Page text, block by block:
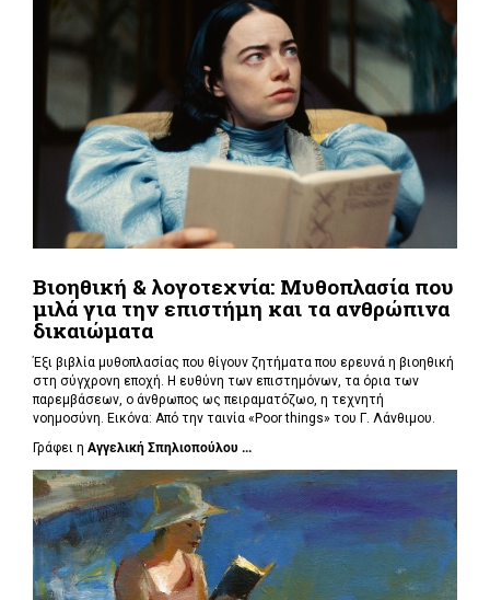
Βιοηθική & λογοτεχνία: Μυθοπλασία που
μιλά για την επιστήμη και τα ανθρώπινα
δικαιώματα
Έξι βιβλία μυθοπλασίας που θίγουν ζητήματα που ερευνά η βιοηθική
στη σύγχρονη εποχή. Η ευθύνη των επιστημόνων, τα όρια των
παρεμβάσεων, ο άνθρωπος ως πειραματόζωο, η τεχνητή
νοημοσύνη. Εικόνα: Από την ταινία «Poor things» του Γ. Λάνθιμου.
Γράφει η Αγγελική Σπηλιοπούλου ...